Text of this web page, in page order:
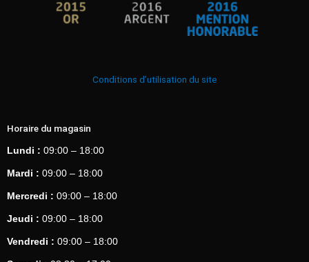
Conditions d’utilisation du site
Horaire du magasin
Lundi : 09:00 – 18:00
Mardi : 09:00 – 18:00
Mercredi : 09:00 – 18:00
Jeudi : 09:00 – 18:00
Vendredi : 09:00 – 18:00